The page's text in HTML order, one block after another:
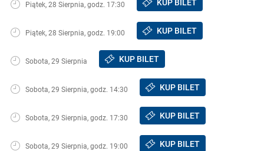
Piątek, 28 Sierpnia, godz. 17:30 KUP BILET
Piątek, 28 Sierpnia, godz. 19:00 KUP BILET
Sobota, 29 Sierpnia KUP BILET
Sobota, 29 Sierpnia, godz. 14:30 KUP BILET
Sobota, 29 Sierpnia, godz. 17:30 KUP BILET
Sobota, 29 Sierpnia, godz. 19:00 KUP BILET